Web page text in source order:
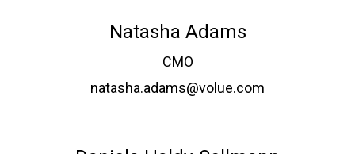
Natasha Adams
CMO
natasha.adams@volue.com